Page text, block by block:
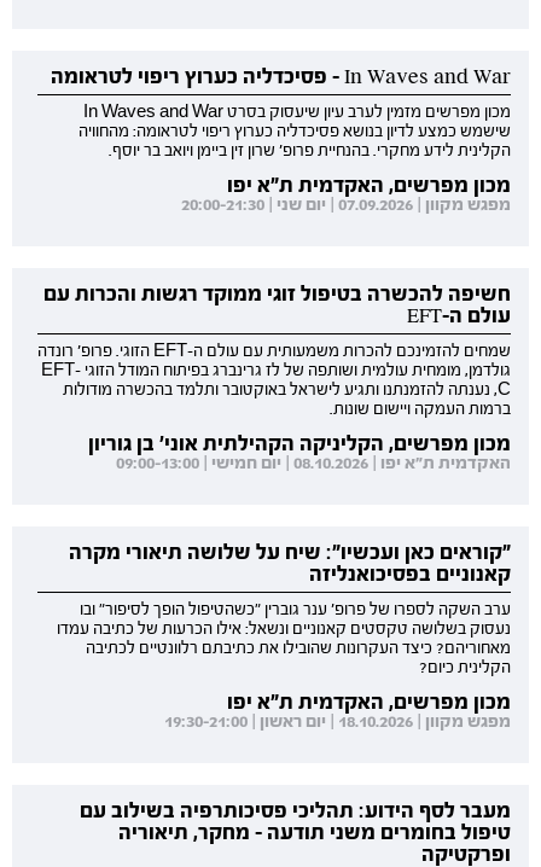
In Waves and War - פסיכדליה כערוץ ריפוי לטראומה
מכון מפרשים מזמין לערב עיון שיעסוק בסרט In Waves and War
שישמש כמצע לדיון בנושא פסיכדליה כערוץ ריפוי לטראומה: מהחוויה
הקלינית לידע מחקרי. בהנחיית פרופ' שרון זין ביימן ויואב בר יוסף.
מכון מפרשים, האקדמית ת"א יפו
מפגש מקוון | 07.09.2026 | יום שני | 20:00-21:30
חשיפה להכשרה בטיפול זוגי ממוקד רגשות והכרות עם
עולם ה-EFT
שמחים להזמינכם להכרות משמעותית עם עולם ה-EFT הזוגי. פרופ' רונדה
גולדמן, מומחית עולמית ושותפה של לז גרינברג בפיתוח המודל הזוגי EFT-
C, נענתה להזמנתנו ותגיע לישראל באוקטובר ותלמד בהכשרה מודולות
ברמות העמקה ויישום שונות.
מכון מפרשים, הקליניקה הקהילתית אוני' בן גוריון
האקדמית ת"א יפו | 08.10.2026 | יום חמישי | 09:00-13:00
"קוראים כאן ועכשיו": שיח על שלושה תיאורי מקרה
קאנוניים בפסיכואנליזה
ערב השקה לספרו של פרופ' ענר גוברין "כשהטיפול הופך לסיפור" ובו
נעסוק בשלושה טקסטים קאנוניים ונשאל: אילו הכרעות של כתיבה עמדו
מאחוריהם? כיצד העקרונות שהובילו את כתיבתם רלוונטיים לכתיבה
הקלינית כיום?
מכון מפרשים, האקדמית ת"א יפו
מפגש מקוון | 18.10.2026 | יום ראשון | 19:30-21:00
מעבר לסף הידוע: תהליכי פסיכותרפיה בשילוב עם
טיפול בחומרים משני תודעה - מחקר, תיאוריה
ופרקטיקה